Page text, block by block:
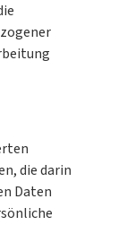
die darin
Daten